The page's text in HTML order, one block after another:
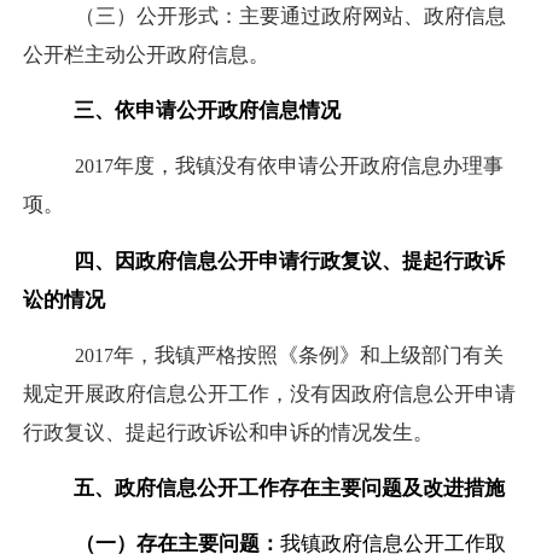
（三）公开形式：主要通过政府网站、政府信息
公开栏主动公开政府信息。
三、依申请公开政府信息情况
201 7年度，我镇没有依申请公开政府信息办理事
项。
四、因政府信息公开申请行政复议、提起行政诉
讼的情况
201 7年，我镇严格按照《条例》和上级部门有关
规定开展政府信息公开工作，没有因政府信息公开申请
行政复议、提起行政诉讼和申诉的情况发生。
五、政府信息公开工作存在主要问题及改进措施
（一）存在主要问题： 我镇政府信息公开工作取